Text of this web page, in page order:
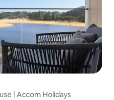
| Accom Holidays